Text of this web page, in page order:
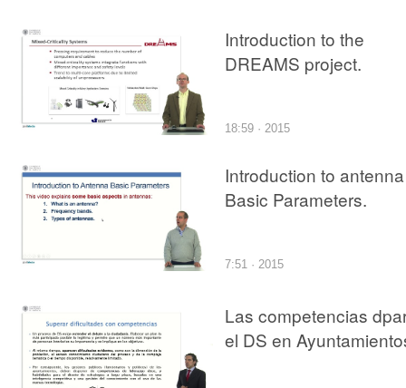
Introduction to the
DREAMS project.
18:59 · 2015
Introduction to antenna
Basic Parameters.
7:51 · 2015
Las competencias
el DS en